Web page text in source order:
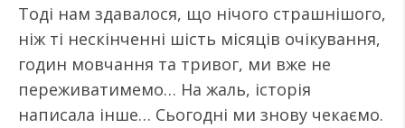
Тоді нам здавалося, що нічого страшнішого,
ніж ті нескінченні шість місяців очікування,
годин мовчання та тривог, ми вже не
переживатимемо… На жаль, історія
написала інше… Сьогодні ми знову чекаємо.